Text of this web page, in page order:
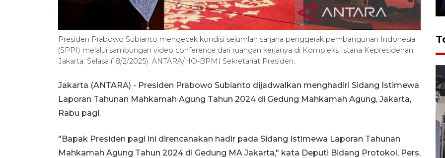
Presiden Prabowo Subianto mengecek kondisi sejumlah sarjana penggerak pembangunan Indonesia
(SPPI) melalui sambungan video conference dari ruangan kerjanya di Kompleks Istana Kepresidenan,
Jakarta, Selasa (18/2/2025). ANTARA/HO-BPMI Sekretariat Presiden.
Jakarta (ANTARA) - Presiden Prabowo Subianto dijadwalkan menghadiri Sidang Istimewa
Laporan Tahunan Mahkamah Agung Tahun 2024 di Gedung Mahkamah Agung, Jakarta,
Rabu pagi.
"Bapak Presiden pagi ini direncanakan hadir pada Sidang Istimewa Laporan Tahunan
Mahkamah Agung Tahun 2024 di Gedung MA Jakarta," kata Deputi Bidang Protokol, Pers,